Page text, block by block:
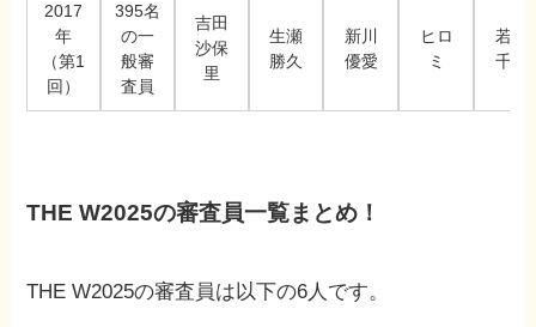
2017
年
（第1
回）
395名
の一
般審
査員
吉田
沙保
里
生瀬
勝久
新川
優愛
ヒロ
ミ
若槻
千夏
THE W2025の審査員一覧まとめ！
THE W2025の審査員は以下の6人です。